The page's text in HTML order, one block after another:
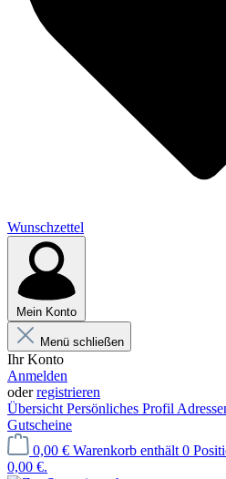
Wunschzettel
Mein Konto
Menü schließen
Ihr Konto
Anmelden
oderregistrieren
Übersicht Persönliches Profil
Gutscheine
0,00 € Warenkorb enthält 0
0,00 €.